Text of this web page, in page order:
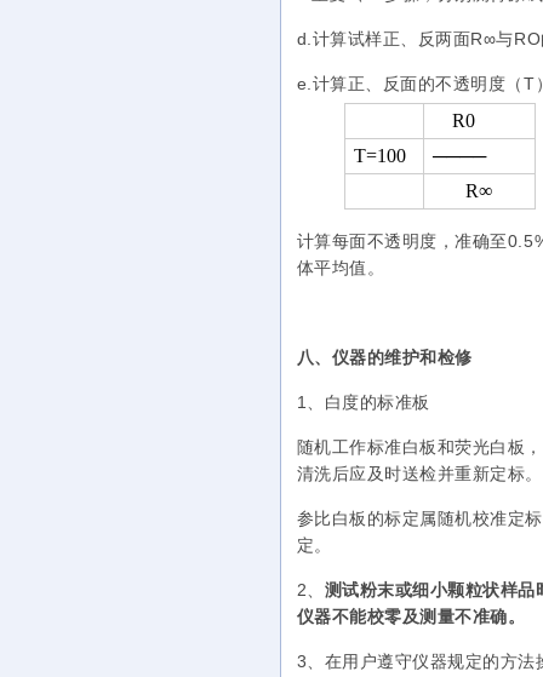
d.计算试样正、反两面R∞与
e.计算正、反面的不透明度（T
R0
T=100
────
R∞
计算每面不透明度，准确至
体平均值。
八、仪器的维护和检修
1、白度的标准板
随机工作标准白板和荧光白板
清洗后应及时送检并重新定标。
参比白板的标定属随机校准定
定。
2、 测试粉末或细小颗粒状样
仪器不能校零及测量不准确。
3、在用户遵守仪器规定的方